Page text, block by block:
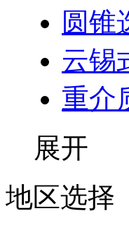
圆锥
云锡
重介
展开
地区选择